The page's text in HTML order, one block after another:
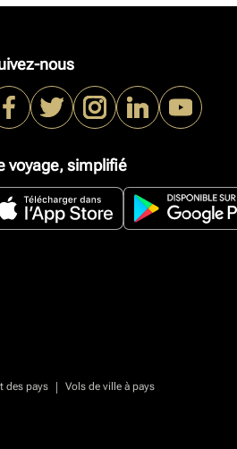
nous
voyage, simplifié
des pays | Vols de ville à pays